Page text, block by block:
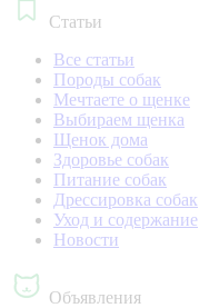
Статьи
Все статьи
Породы собак
Мечтаете о щенке
Выбираем щенка
Щенок дома
Здоровье собак
Питание собак
Дрессировка собак
Уход и содержание
Новости
Объявления